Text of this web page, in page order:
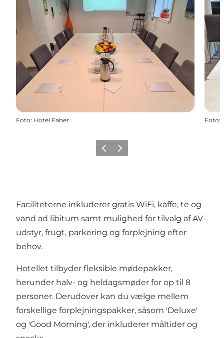
Foto: Hotel Faber Foto:
ForrigeNæste
Faciliteterne inkluderer gratis WiFi, kaffe, te og
vand ad libitum samt mulighed for tilvalg af AV-
udstyr, frugt, parkering og forplejning efter
behov.
Hotellet tilbyder fleksible mødepakker,
herunder halv- og heldagsmøder for op til 8
personer. Derudover kan du vælge mellem
forskellige forplejningspakker, såsom 'Deluxe'
og 'Good Morning', der inkluderer måltider og